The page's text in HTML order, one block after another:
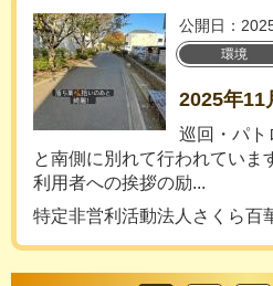
公開日：
環境
2025年11
巡回・パト
と南側に別れて行われていま
利用者への挨拶の励...
特定非営利活動法人さくら百